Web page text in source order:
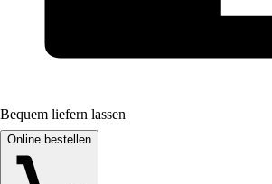
Bequem liefern lassen
Online bestellen